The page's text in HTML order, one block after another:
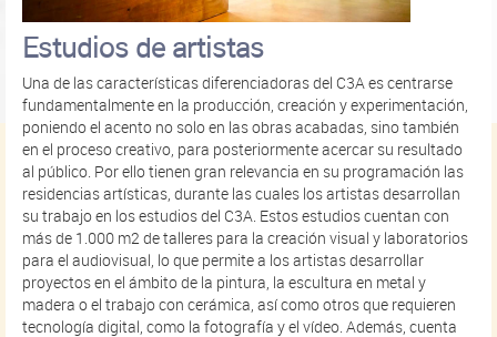
Estudios de artistas
Una de las características diferenciadoras del C3A es centrarse
fundamentalmente en la producción, creación y experimentación,
poniendo el acento no solo en las obras acabadas, sino también
en el proceso creativo, para posteriormente acercar su resultado
al público. Por ello tienen gran relevancia en su programación las
residencias artísticas, durante las cuales los artistas desarrollan
su trabajo en los estudios del C3A. Estos estudios cuentan con
más de 1.000 m2 de talleres para la creación visual y laboratorios
para el audiovisual, lo que permite a los artistas desarrollar
proyectos en el ámbito de la pintura, la escultura en metal y
madera o el trabajo con cerámica, así como otros que requieren
tecnología digital, como la fotografía y el vídeo. Además, cuenta